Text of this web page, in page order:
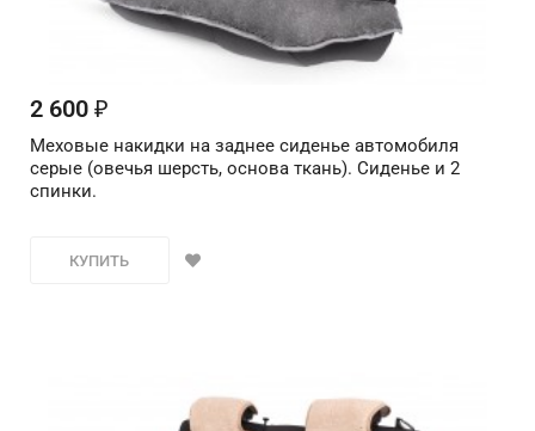
2 600 ₽
Меховые накидки на заднее сиденье автомобиля
серые (овечья шерсть, основа ткань). Сиденье и 2
спинки.
КУПИТЬ